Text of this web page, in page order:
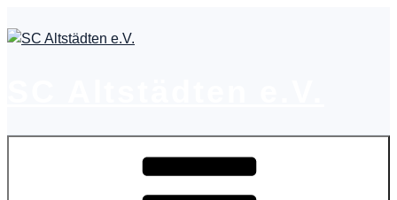
Inhalt